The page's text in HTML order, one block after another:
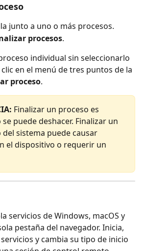
junto a uno o más procesos.
procesos.
individual sin seleccionarlo
en el menú de tres puntos de la
proceso.
Finalizar un proceso es
puede deshacer. Finalizar un
sistema puede causar
el dispositivo o requerir un
servicios de Windows, macOS y
pestaña del navegador. Inicia,
y cambia su tipo de inicio